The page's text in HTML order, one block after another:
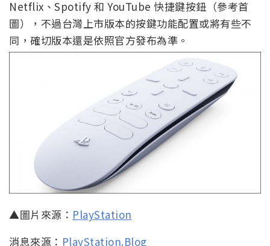
Netflix、Spotify 和 YouTube 快捷鍵按鈕（參考首
圖），不過台灣上市版本的按鍵功能配置或將有些不
同，確切版本還是依照官方發布為準。
▲圖片來源： PlayStation
消息來源： PlayStation.Blog